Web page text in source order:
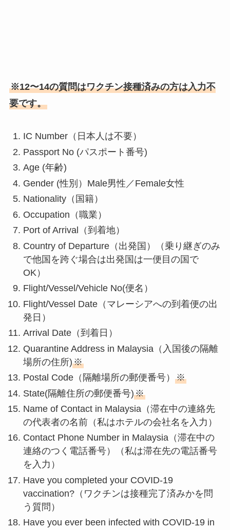
※12〜14の質問はワクチン接種済みの方は入力不
要です。
IC Number（日本人は不要）
Passport No (パスポート番号)
Age (年齢)
Gender (性別）Male男性／Female女性
Nationality（国籍）
Occupation（職業）
Port of Arrival（到着地）
Country of Departure（出発国）（乗り継ぎのみ
で他国を跨ぐ場合は出発国は一便目の国で
OK）
Flight/Vessel/Vehicle No(便名）
Flight/Vessel Date（マレーシアへの到着便の出
発日）
Arrival Date（到着日）
Quarantine Address in Malaysia（入国後の隔離
場所の住所)※
Postal Code（隔離場所の郵便番号） ※
State(隔離住所の郵便番号)※
Name of Contact in Malaysia（滞在中の連絡先
の代表者の名前（私はホテルの会社名を入力）
Contact Phone Number in Malaysia（滞在中の
連絡のつく電話番号）（私は滞在先の電話番号
を入力）
Have you completed your COVID-19
vaccination?（ワクチンは接種完了済みかを問
う質問）
Have you ever been infected with COVID-19 in